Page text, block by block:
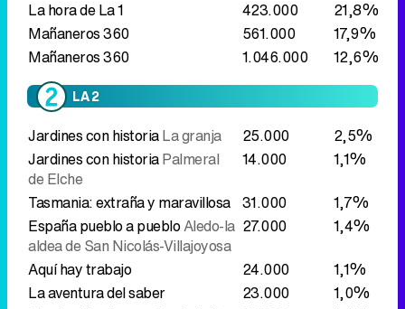
Jardines con historia 25.000
2,5%
Jardines con historia
de Elche
14.000
1,1%
Tasmania: extraña y maravillosa
España pueblo a puebloAledo-la 27.000
1,4%
Aquí hay trabajo
24.000
1,1%
La aventura del saber
23.000
1,0%
Stanley Tucci recorriendo Italia
Comida rápida al estilo de la
laguna
33.000 1,4%
Hoteles gourmet
El western de La 2
105.000
3,2%
El cazador
139.000
2,4%